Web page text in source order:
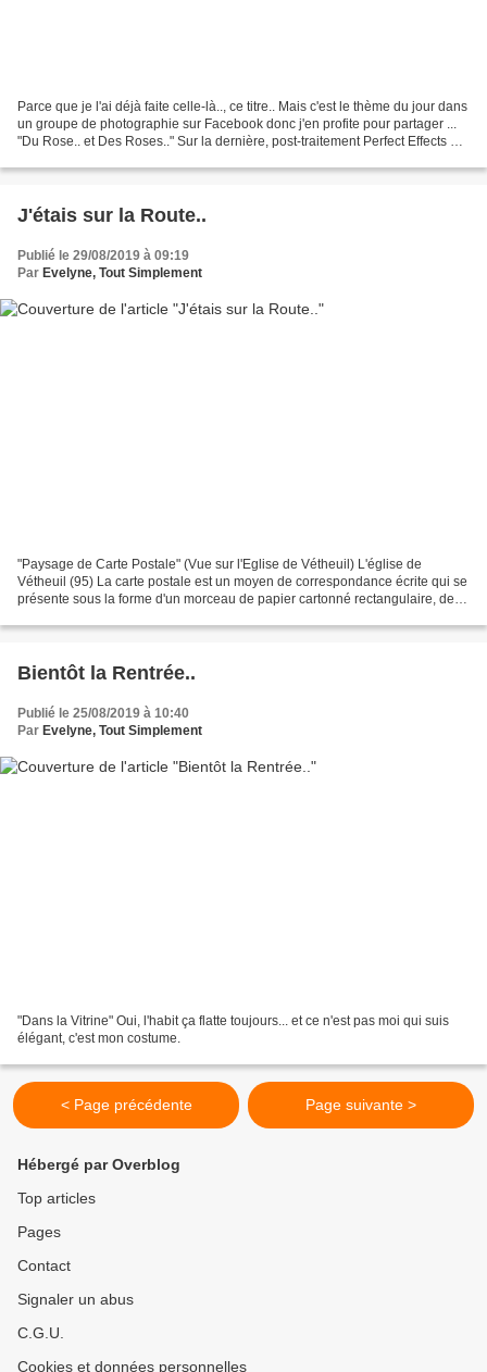
Parce que je l'ai déjà faite celle-là.., ce titre.. Mais c'est le thème du jour dans
un groupe de photographie sur Facebook donc j'en profite pour partager ...
"Du Rose.. et Des Roses.." Sur la dernière, post-traitement Perfect Effects 9
J'étais sur la Route..
Publié le 29/08/2019 à 09:19
Par Evelyne, Tout Simplement
"Paysage de Carte Postale" (Vue sur l'Eglise de Vétheuil) L'église de
Vétheuil (95) La carte postale est un moyen de correspondance écrite qui se
présente sous la forme d'un morceau de papier cartonné rectangulaire, de
Bientôt la Rentrée..
Publié le 25/08/2019 à 10:40
Par Evelyne, Tout Simplement
"Dans la Vitrine" Oui, l'habit ça flatte toujours... et ce n'est pas moi qui suis
élégant, c'est mon costume.
< Page précédente Page suivante >
Hébergé par Overblog
Top articles
Pages
Contact
Signaler un abus
C.G.U.
Cookies et données personnelles